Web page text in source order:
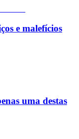
e malefícios
uma destas